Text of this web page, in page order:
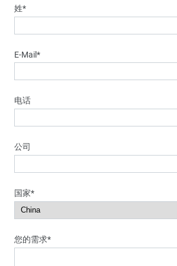
姓*
E-Mail*
电话
公司
国家*
您的需求*